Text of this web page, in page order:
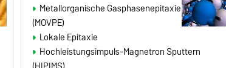
Metallorganische Gasphasenepitaxie
(MOVPE)
Lokale Epitaxie
Hochleistungsimpuls-Magnetron Sputtern